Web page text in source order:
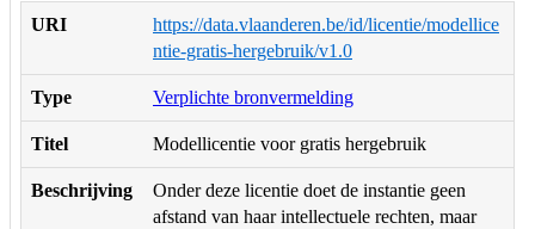
URI
https://data.vlaanderen.be/id/licentie/modellice
ntie-gratis-hergebruik/v1.0
Type Verplichte bronvermelding
Titel Modellicentie voor gratis hergebruik
Beschrijving
Onder deze licentie doet de instantie geen
afstand van haar intellectuele rechten, maar